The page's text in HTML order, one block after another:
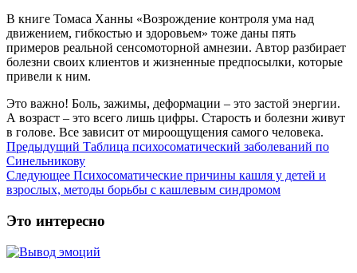
В книге Томаса Ханны «Возрождение контроля ума над
движением, гибкостью и здоровьем» тоже даны пять
примеров реальной сенсомоторной амнезии. Автор разбирает
болезни своих клиентов и жизненные предпосылки, которые
привели к ним.
Это важно! Боль, зажимы, деформации – это застой энергии.
А возраст – это всего лишь цифры. Старость и болезни живут
в голове. Все зависит от мироощущения самого человека.
Предыдущий Таблица психосоматический заболеваний по
Синельникову
Следующее Психосоматические причины кашля у детей и
взрослых, методы борьбы с кашлевым синдромом
Это интересно